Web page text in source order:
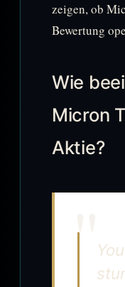
zeigen, ob
Bewertung
Wie
Micron
Aktie?